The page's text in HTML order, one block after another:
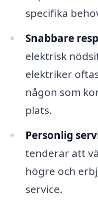
specifika
Snabbare
elektrisk
elektriker
någon som
plats.
Personlig
tenderar att
högre och
service.